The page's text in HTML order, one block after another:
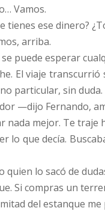
Vamos.
tienes ese dinero?
arriba.
puede esperar
El viaje
particular, sin duda.
—dijo Fernando,
nada mejor. Te traje
lo que decía.
quien lo sacó de
Si compras un
del estanque me